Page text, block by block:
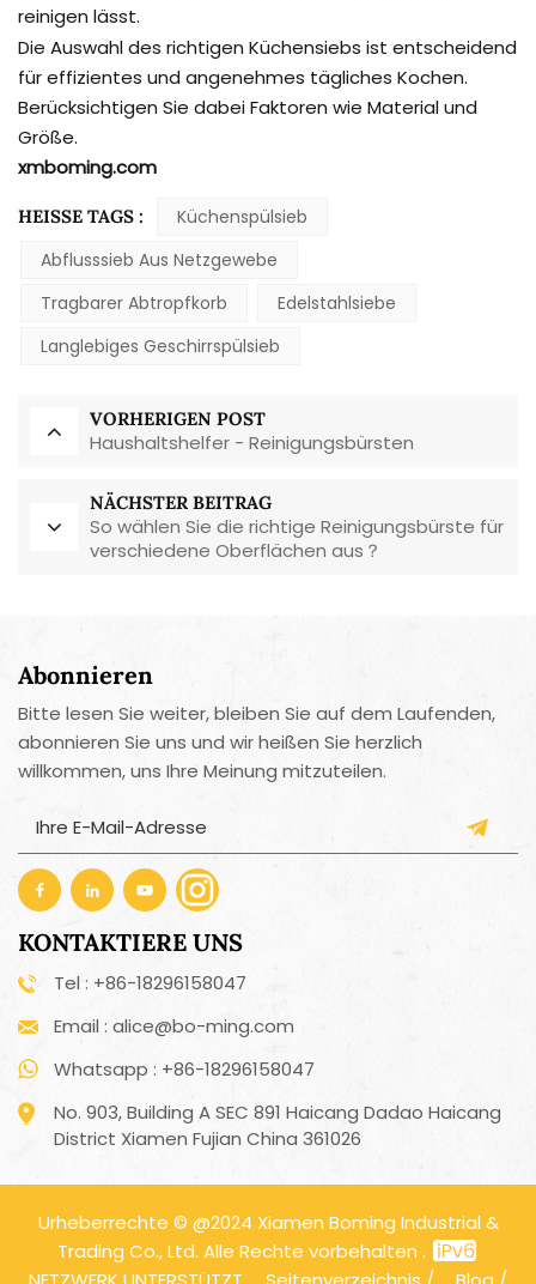
reinigen lässt.
Die Auswahl des richtigen Küchensiebs ist entscheidend
für effizientes und angenehmes tägliches Kochen.
Berücksichtigen Sie dabei Faktoren wie Material und
Größe.
xmboming.com
HEISSE TAGS :
Küchenspülsieb
Abflusssieb Aus Netzgewebe
Tragbarer Abtropfkorb
Edelstahlsiebe
Langlebiges Geschirrspülsieb
VORHERIGEN POST
Haushaltshelfer - Reinigungsbürsten
NÄCHSTER BEITRAG
So wählen Sie die richtige Reinigungsbürste für
verschiedene Oberflächen aus？
Abonnieren
Bitte lesen Sie weiter, bleiben Sie auf dem Laufenden,
abonnieren Sie uns und wir heißen Sie herzlich
willkommen, uns Ihre Meinung mitzuteilen.
KONTAKTIERE UNS
Tel : +86-18296158047
Email : alice@bo-ming.com
Whatsapp : +86-18296158047
No. 903, Building A SEC 891 Haicang Dadao Haicang
District Xiamen Fujian China 361026
Urheberrechte © @2024 Xiamen Boming Industrial &
Trading Co., Ltd. Alle Rechte vorbehalten .